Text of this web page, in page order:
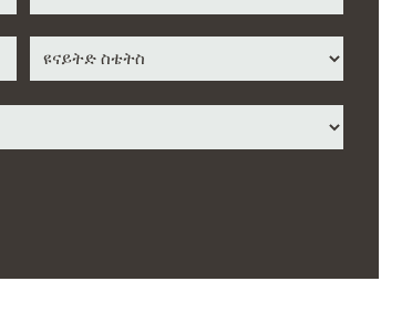
ግዛት
ክልል